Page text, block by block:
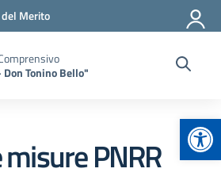
Merito
Tonino Bello"
PNRR